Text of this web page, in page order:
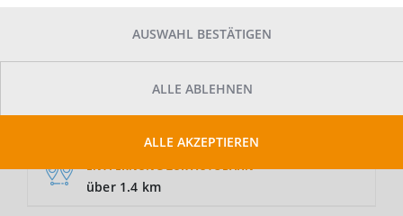
Auf Anfrage
ENTFERNUNG ZUR AUTOBAHN
über 1.4 km
AUSWAHL BESTÄTIGEN
ALLE ABLEHNEN
ALLE AKZEPTIEREN